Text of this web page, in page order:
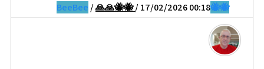
🐝🐝BeeBee
/🙏🙏🐝🐝/ 17/02/2026 00:18